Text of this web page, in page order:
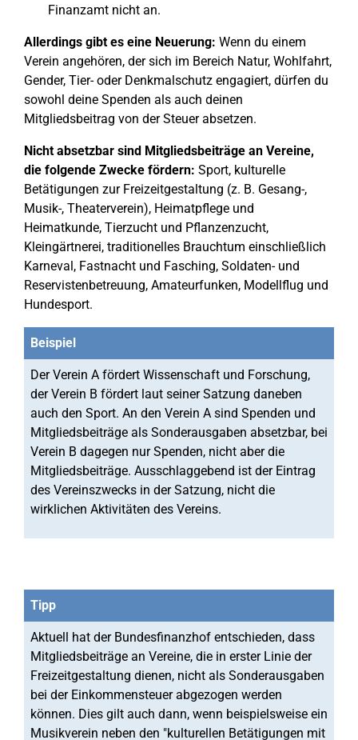
Finanzamt nicht an.
Allerdings gibt es eine Neuerung: Wenn du einem
Verein angehören, der sich im Bereich Natur, Wohlfahrt,
Gender, Tier- oder Denkmalschutz engagiert, dürfen du
sowohl deine Spenden als auch deinen
Mitgliedsbeitrag von der Steuer absetzen.
Nicht absetzbar sind Mitgliedsbeiträge an Vereine,
die folgende Zwecke fördern: Sport, kulturelle
Betätigungen zur Freizeitgestaltung (z. B. Gesang-,
Musik-, Theaterverein), Heimatpflege und
Heimatkunde, Tierzucht und Pflanzenzucht,
Kleingärtnerei, traditionelles Brauchtum einschließlich
Karneval, Fastnacht und Fasching, Soldaten- und
Reservistenbetreuung, Amateurfunken, Modellflug und
Hundesport.
Beispiel
Der Verein A fördert Wissenschaft und Forschung,
der Verein B fördert laut seiner Satzung daneben
auch den Sport. An den Verein A sind Spenden und
Mitgliedsbeiträge als Sonderausgaben absetzbar, bei
Verein B dagegen nur Spenden, nicht aber die
Mitgliedsbeiträge. Ausschlaggebend ist der Eintrag
des Vereinszwecks in der Satzung, nicht die
wirklichen Aktivitäten des Vereins.
Tipp
Aktuell hat der Bundesfinanzhof entschieden, dass
Mitgliedsbeiträge an Vereine, die in erster Linie der
Freizeitgestaltung dienen, nicht als Sonderausgaben
bei der Einkommensteuer abgezogen werden
können. Dies gilt auch dann, wenn beispielsweise ein
Musikverein neben den "kulturellen Betätigungen mit